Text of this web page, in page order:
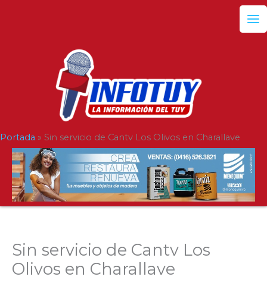
Portada » Sin servicio de Cantv Los Olivos en Charallave
Sin servicio de Cantv Los
Olivos en Charallave